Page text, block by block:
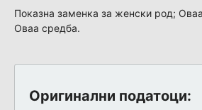
Показна заменка за женски род;
Оваа средба.
Оригинални податоци: